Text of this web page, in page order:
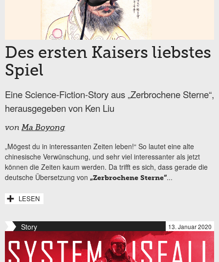
Des ersten Kaisers liebstes
Spiel
Eine Science-Fiction-Story aus „Zerbrochene Sterne“,
herausgegeben von Ken Liu
vonMa Boyong
„Mögest du in interessanten Zeiten leben!“ So lautet eine alte
chinesische Verwünschung, und sehr viel interessanter als jetzt
können die Zeiten kaum werden. Da trifft es sich, dass gerade die
deutsche Übersetzung von „Zerbrochene Sterne“...
LESEN
Story 13. Januar 2020